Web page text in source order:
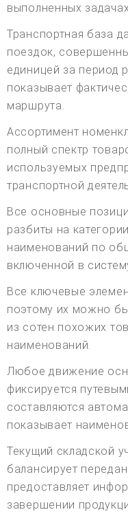
выполненных
Транспортная база
поездок,
единицей за период
показывает
маршрута.
Ассортимент
полный спектр
используемых
транспортной
Все основные
разбиты на
наименований по
включенной в
Все ключевые
поэтому их можно
из сотен похожих
наименований.
Любое движение
фиксируется
составляются
показывает
Текущий складской
балансирует
предоставляет
завершении